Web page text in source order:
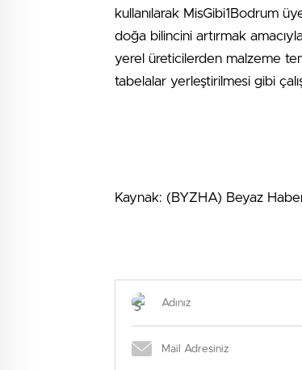
kullanılarak MisGibi1Bodrum
doğa bilincini artırmak
yerel üreticilerden malzeme
tabelalar yerleştirilmesi gibi
Kaynak: (BYZHA) Beyaz